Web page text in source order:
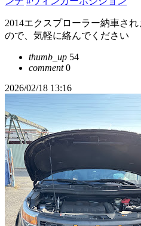
2014エクスプローラー納車さ
ので、気軽に絡んでください
thumb_up 54
comment0
2026/02/18 13:16